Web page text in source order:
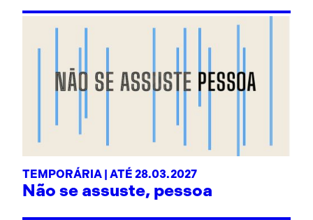
TEMPORÁRIA | ATÉ 28.03.2027
Não se assuste, pessoa